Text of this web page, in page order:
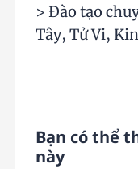
> Đào tạo
Tây, Tử Vi,
Bạn có thể
này